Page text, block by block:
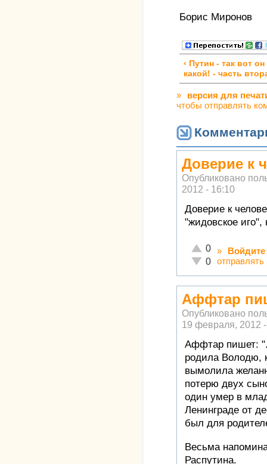
Борис Миронов
‹ Путин - так вот он
какой! - часть
»
версия для
чтобы отправлять
Доверие к
Опубликовано
2012 - 16:10
Доверие к
"жидовское иго",
Отлично!
0
Неадекватно!
0
» Войдите
Аффтар
Опубликовано
19 февраля, 2012
Аффтар пишет:
родила Володю,
вымолила
потерю двух
один умер в
Ленинграде от
был для
Весьма
Распутина.